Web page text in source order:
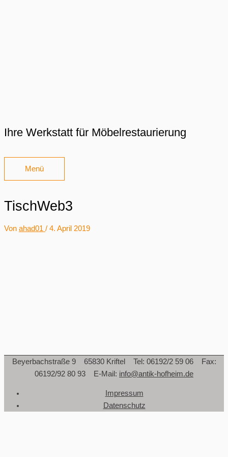
Ihre Werkstatt für Möbelrestaurierung
Menü
Menü
TischWeb3
Vonahad01/4. April 2019
Beyerbachstraße 9 65830 Kriftel Tel: 06192/2 59 06 Fax:
06192/92 80 93 E-Mail: info@antik-hofheim.de
Impressum
Datenschutz